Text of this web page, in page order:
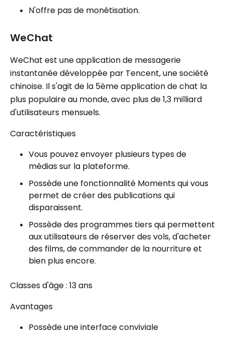
N'offre pas de monétisation.
WeChat
WeChat est une application de messagerie
instantanée développée par Tencent, une société
chinoise. Il s'agit de la 5ème application de chat la
plus populaire au monde, avec plus de 1,3 milliard
d'utilisateurs mensuels.
Caractéristiques
Vous pouvez envoyer plusieurs types de
médias sur la plateforme.
Possède une fonctionnalité Moments qui vous
permet de créer des publications qui
disparaissent.
Possède des programmes tiers qui permettent
aux utilisateurs de réserver des vols, d'acheter
des films, de commander de la nourriture et
bien plus encore.
Classes d'âge : 13 ans
Avantages
Possède une interface conviviale